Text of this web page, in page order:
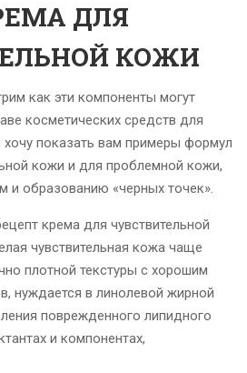
ДЛЯ
КОЖИ
как эти компоненты могут
косметических средств для
показать вам примеры формул
кожи и для проблемной кожи,
и образованию «черных точек».
крема для чувствительной
чувствительная кожа чаще
плотной текстуры с хорошим
нуждается в линолевой жирной
поврежденного липидного
и компонентах,